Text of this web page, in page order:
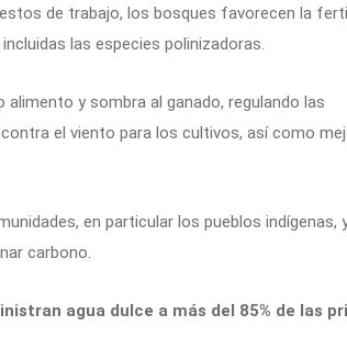
de trabajo, los bosques favorecen la
las especies polinizadoras.
y sombra al ganado, regulando las
el viento para los cultivos, así como
en particular los pueblos indígenas,
carbono.
agua dulce a más del 85% de las